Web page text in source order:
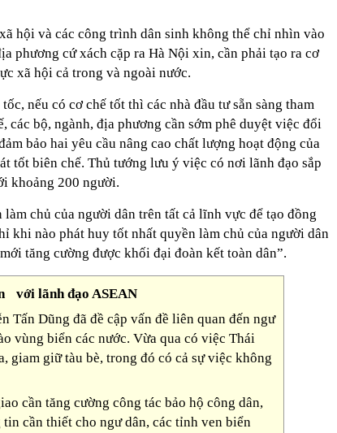
hội và các công trình dân sinh không thể chỉ nhìn vào
phương cứ xách cặp ra Hà Nội xin, cần phải tạo ra cơ
xã hội cả trong và ngoài nước.
nếu có cơ chế tốt thì các nhà đầu tư sẵn sàng tham
các bộ, ngành, địa phương cần sớm phê duyệt việc đổi
bảo hai yêu cầu nâng cao chất lượng hoạt động của
tốt biên chế. Thủ tướng lưu ý việc có nơi lãnh đạo sắp
khoảng 200 người.
chủ của người dân trên tất cả lĩnh vực để tạo đồng
khi nào phát huy tốt nhất quyền làm chủ của người dân
tăng cường được khối đại đoàn kết toàn dân”.
với lãnh đạo ASEAN
Tấn Dũng đã đề cập vấn đề liên quan đến ngư
vùng biển các nước. Vừa qua có việc Thái
giam giữ tàu bè, trong đó có cả sự việc không
cần tăng cường công tác bảo hộ công dân,
cần thiết cho ngư dân, các tỉnh ven biển